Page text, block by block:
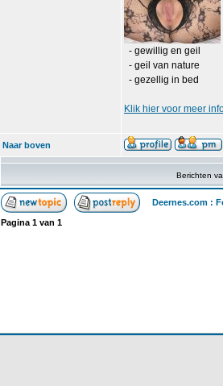
- gewillig en geil
- geil van nature
- gezellig in bed
Klik hier voor meer
Naar boven
Berichten
Deernes.com :
Pagina 1 van 1